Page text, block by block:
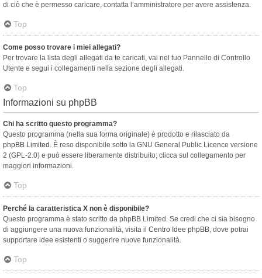
di ciò che è permesso caricare, contatta l’amministratore per avere assistenza.
Top
Come posso trovare i miei allegati?
Per trovare la lista degli allegati da te caricati, vai nel tuo Pannello di Controllo
Utente e segui i collegamenti nella sezione degli allegati.
Top
Informazioni su phpBB
Chi ha scritto questo programma?
Questo programma (nella sua forma originale) è prodotto e rilasciato da
phpBB Limited . È reso disponibile sotto la GNU General Public Licence versione
2 (GPL-2.0) e può essere liberamente distribuito; clicca sul collegamento per
maggiori informazioni.
Top
Perché la caratteristica X non è disponibile?
Questo programma è stato scritto da phpBB Limited. Se credi che ci sia bisogno
di aggiungere una nuova funzionalità, visita il Centro Idee phpBB, dove potrai
supportare idee esistenti o suggerire nuove funzionalità.
Top